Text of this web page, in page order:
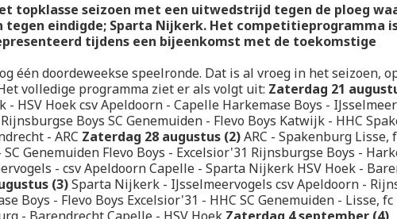
topklasse seizoen met een uitwedstrijd tegen de ploeg
tegen eindigde; Sparta Nijkerk. Het competitieprogramma
tijdens een bijeenkomst met de toekomstige
één doordeweekse speelronde. Dat is al vroeg in het seizoen,
volledige programma ziet er als volgt uit: Zaterdag 21
HSV Hoek csv Apeldoorn - Capelle Harkemase Boys -
Boys SC Genemuiden - Flevo Boys Katwijk - HHC
- ARC Zaterdag 28 augustus (2)ARC - Spakenburg Lisse,
Genemuiden Flevo Boys - Excelsior'31 Rijnsburgse Boys -
- csv Apeldoorn Capelle - Sparta Nijkerk HSV Hoek -
(3)Sparta Nijkerk - IJsselmeervogels csv Apeldoorn -
Boys - Flevo Boys Excelsior'31 - HHC SC Genemuiden - Lisse,